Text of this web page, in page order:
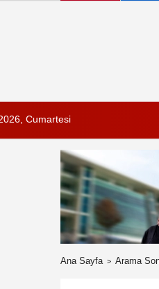
Cumartesi
Ana Sayfa Arama